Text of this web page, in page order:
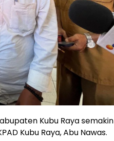
Kubu Raya semakin
Kubu Raya, Abu Nawas.